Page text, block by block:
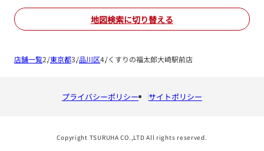
地図検索に切り替える
店舗一覧 東京都 品川区 くすりの福太郎大崎駅前店
プライバシーポリシー サイトポリシー
Copyright TSURUHA CO.,LTD All rights reserved.